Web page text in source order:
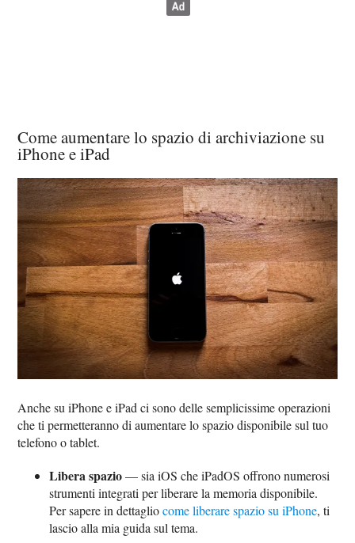
Come aumentare lo spazio di archiviazione su
iPhone e iPad
Anche su iPhone e iPad ci sono delle semplicissime operazioni
che ti permetteranno di aumentare lo spazio disponibile sul tuo
telefono o tablet.
Libera spazio— sia iOS che iPadOS offrono numerosi
strumenti integrati per liberare la memoria disponibile.
Per sapere in dettagliocome liberare spazio su iPhone, ti
lascio alla mia guida sul tema.